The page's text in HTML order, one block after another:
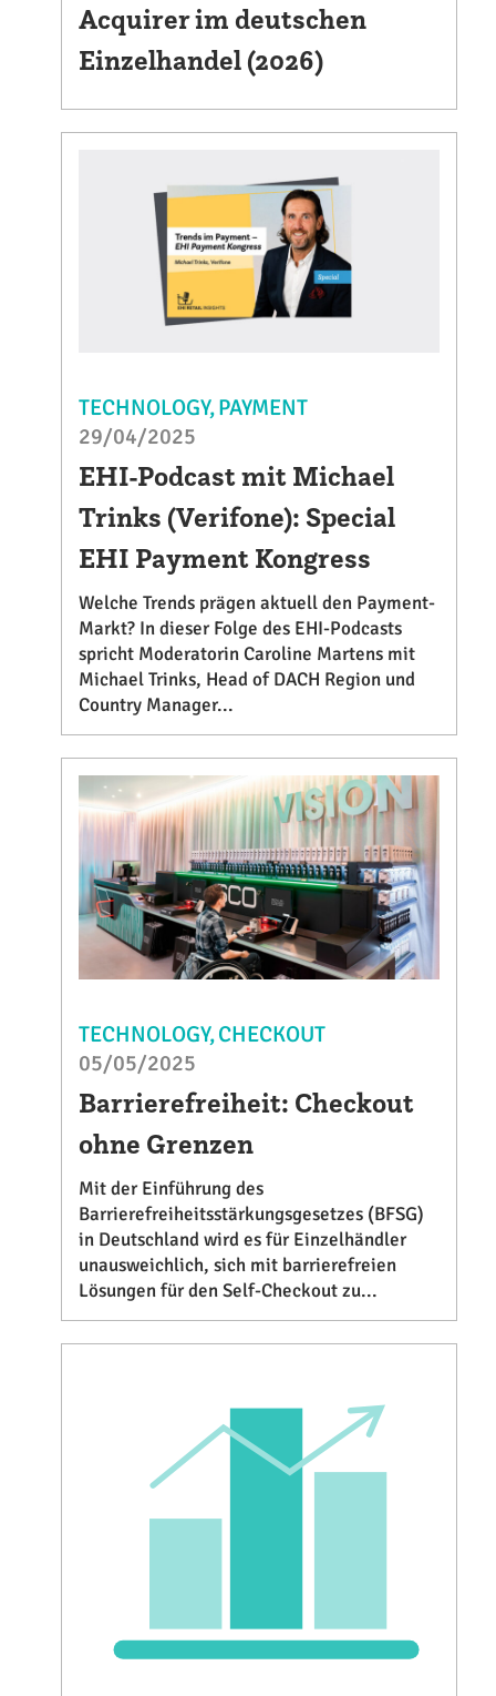
Acquirer im deutschen
Einzelhandel (2026)
TECHNOLOGY PAYMENT
29/04/2025
EHI-Podcast mit Michael
Trinks (Verifone): Special
EHI Payment Kongress
Welche Trends prägen aktuell den Payment-
Markt? In dieser Folge des EHI-Podcasts
spricht Moderatorin Caroline Martens mit
Michael Trinks, Head of DACH Region und
Country Manager...
TECHNOLOGY CHECKOUT
05/05/2025
Barrierefreiheit: Checkout
ohne Grenzen
Mit der Einführung des
Barrierefreiheitsstärkungsgesetzes (BFSG)
in Deutschland wird es für Einzelhändler
unausweichlich, sich mit barrierefreien
Lösungen für den Self-Checkout zu...